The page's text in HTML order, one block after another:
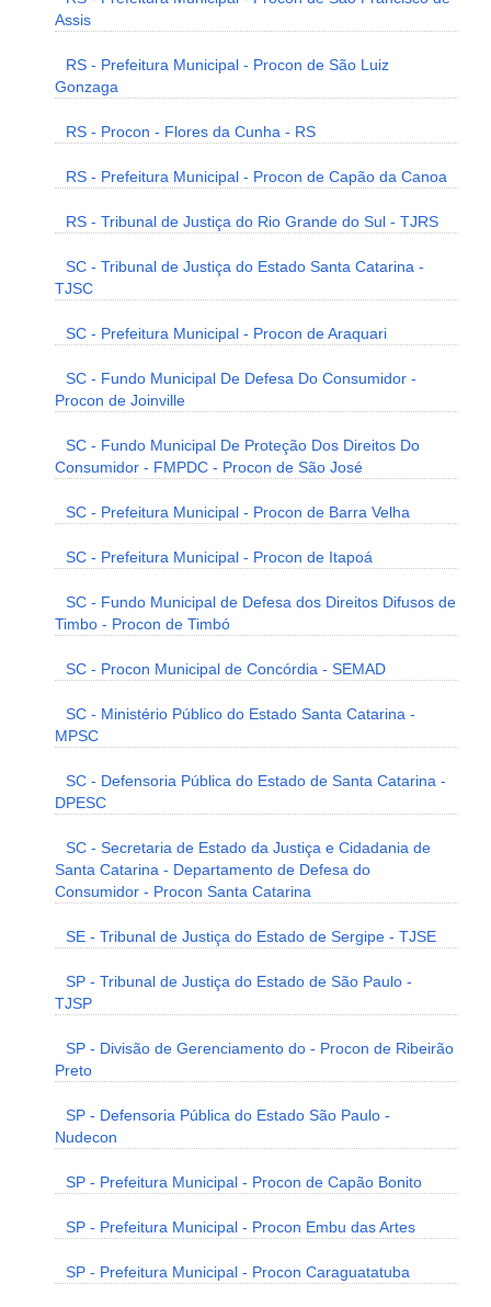
Assis
RS - Prefeitura Municipal - Procon de São Luiz
Gonzaga
RS - Procon - Flores da Cunha - RS
RS - Prefeitura Municipal - Procon de Capão da Canoa
RS - Tribunal de Justiça do Rio Grande do Sul - TJRS
SC - Tribunal de Justiça do Estado Santa Catarina -
TJSC
SC - Prefeitura Municipal - Procon de Araquari
SC - Fundo Municipal De Defesa Do Consumidor -
Procon de Joinville
SC - Fundo Municipal De Proteção Dos Direitos Do
Consumidor - FMPDC - Procon de São José
SC - Prefeitura Municipal - Procon de Barra Velha
SC - Prefeitura Municipal - Procon de Itapoá
SC - Fundo Municipal de Defesa dos Direitos Difusos de
Timbo - Procon de Timbó
SC - Procon Municipal de Concórdia - SEMAD
SC - Ministério Público do Estado Santa Catarina -
MPSC
SC - Defensoria Pública do Estado de Santa Catarina -
DPESC
SC - Secretaria de Estado da Justiça e Cidadania de
Santa Catarina - Departamento de Defesa do
Consumidor - Procon Santa Catarina
SE - Tribunal de Justiça do Estado de Sergipe - TJSE
SP - Tribunal de Justiça do Estado de São Paulo -
TJSP
SP - Divisão de Gerenciamento do - Procon de Ribeirão
Preto
SP - Defensoria Pública do Estado São Paulo -
Nudecon
SP - Prefeitura Municipal - Procon de Capão Bonito
SP - Prefeitura Municipal - Procon Embu das Artes
SP - Prefeitura Municipal - Procon Caraguatatuba